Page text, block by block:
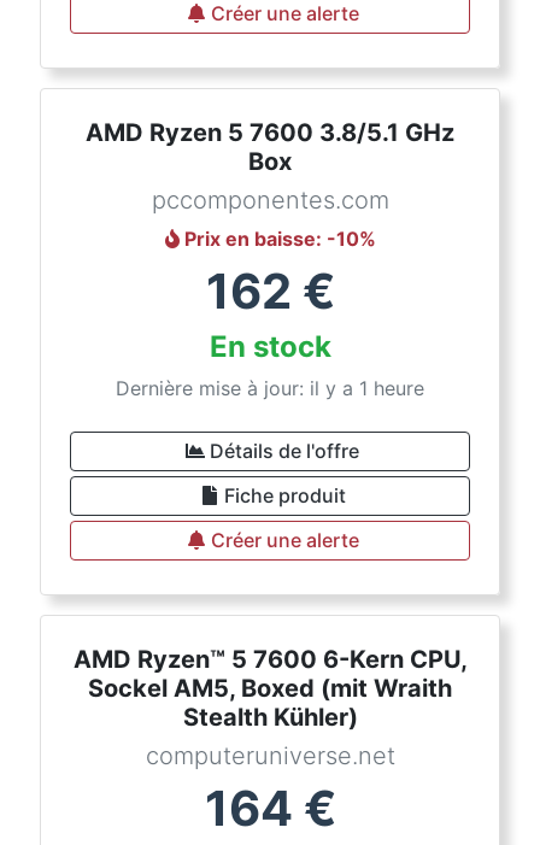
Créer une alerte
AMD Ryzen 5 7600 3.8/5.1 GHz
Box
pccomponentes.com
Prix en baisse: -10%
162 €
En stock
Dernière mise à jour: il y a 1 heure
Détails de l'offre
Fiche produit
Créer une alerte
AMD Ryzen™ 5 7600 6-Kern CPU,
Sockel AM5, Boxed (mit Wraith
Stealth Kühler)
computeruniverse.net
164 €